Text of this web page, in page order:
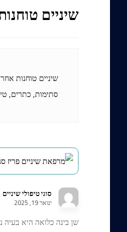
שיניים
שיניים טוחנות
סתימות, כתרים,
סוגי טיפולי שיניים
ינואר 19, 2025
שן בינה כלואה היא